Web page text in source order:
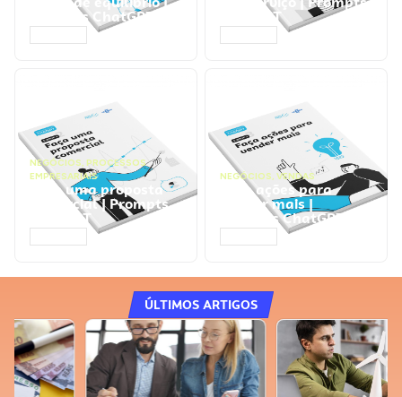
Prompts ChatGPT ChatGPT
NEGÓCIOS, PROCESSOS
EMPRESARIAIS
Faça uma proposta
comercial | Prompts
ChatGPT
NEGÓCIOS, VENDAS
Faça ações para
vender mais |
Prompts ChatGPT
ÚLTIMOS ARTIGOS